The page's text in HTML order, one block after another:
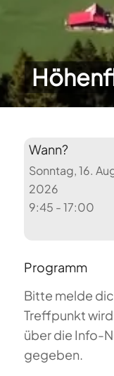
Wann?
Sonntag, 16.
2026
9:45 - 17:00
Programm
Bitte melde
Treffpunkt
über die Info-
gegeben.